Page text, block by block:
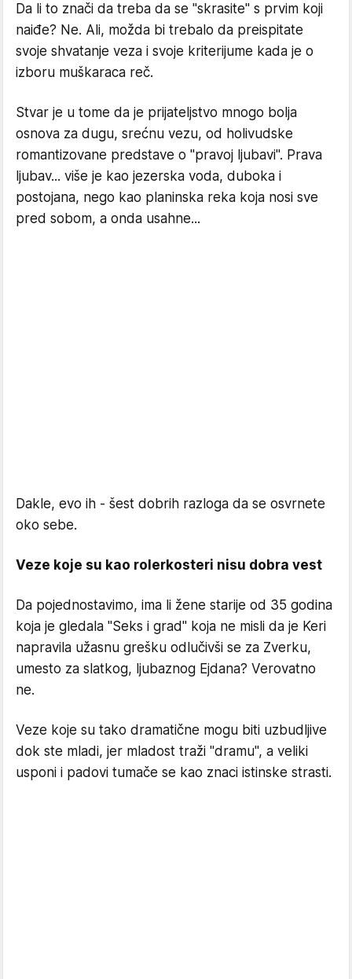
Da li to znači da treba da se "skrasite" s prvim koji
naiđe? Ne. Ali, možda bi trebalo da preispitate
svoje shvatanje veza i svoje kriterijume kada je o
izboru muškaraca reč.
Stvar je u tome da je prijateljstvo mnogo bolja
osnova za dugu, srećnu vezu, od holivudske
romantizovane predstave o "pravoj ljubavi". Prava
ljubav... više je kao jezerska voda, duboka i
postojana, nego kao planinska reka koja nosi sve
pred sobom, a onda usahne...
Dakle, evo ih - šest dobrih razloga da se osvrnete
oko sebe.
Veze koje su kao rolerkosteri nisu dobra vest
Da pojednostavimo, ima li žene starije od 35 godina
koja je gledala "Seks i grad" koja ne misli da je Keri
napravila užasnu grešku odlučivši se za Zverku,
umesto za slatkog, ljubaznog Ejdana? Verovatno
ne.
Veze koje su tako dramatične mogu biti uzbudljive
dok ste mladi, jer mladost traži "dramu", a veliki
usponi i padovi tumače se kao znaci istinske strasti.